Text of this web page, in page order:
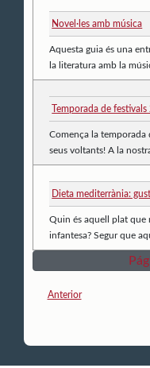
Novel·les amb música
Aquesta guia és una
la literatura amb la
Temporada de
Comença la temporada
seus voltants! A la
Dieta mediterrània:
Quin és aquell plat que
infantesa? Segur que
Anterior